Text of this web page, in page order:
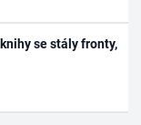
se stály fronty,